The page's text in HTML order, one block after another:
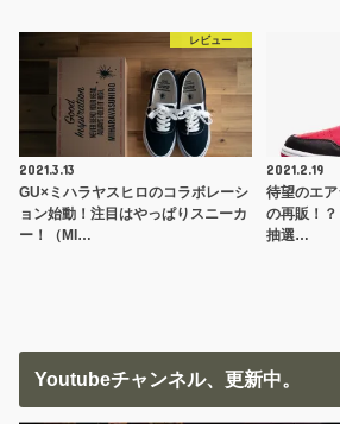
レビュー
2021.3.13
GU×ミハラヤスヒロのコラボレーシ
ョン始動！注目はやっぱりスニーカ
ー！（MI…
2021.2.19
待望のエ
の再販！
抽選…
Youtubeチャンネル、更新中。